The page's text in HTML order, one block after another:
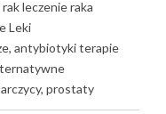
leczenie raka
Leki
antybiotyki terapie
prostaty